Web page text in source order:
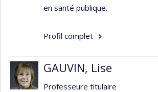
en santé publique.
Profil complet
GAUVIN, Lise
Professeure titulaire